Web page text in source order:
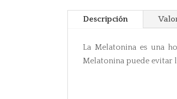
Descripción
La Melatonina es una
Melatonina puede evitar